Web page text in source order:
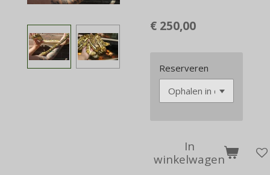
€ 250,00
Reserveren
In
winkelwagen